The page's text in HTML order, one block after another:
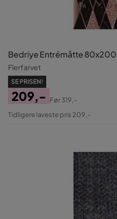
Bedriye Entrémåtte
Flerfarvet
SE PRISEN!
Pris
209,-
Original
Før319,-
Tidligere laveste pris 209,-